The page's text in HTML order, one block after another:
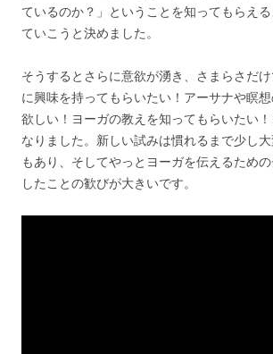
ているのか？」ということを知ってもらえ
ていこうと決めました。
そうするとさらに意欲が湧き、さまらさだ
に興味を持ってもらいたい！アーサナや瞑
欲しい！ヨーガの教えを知ってもらいたい！
なりました。新しい試みは慣れるまで少し
もあり、そしてやっとヨーガを伝えるため
したことの歓びが大きいです。